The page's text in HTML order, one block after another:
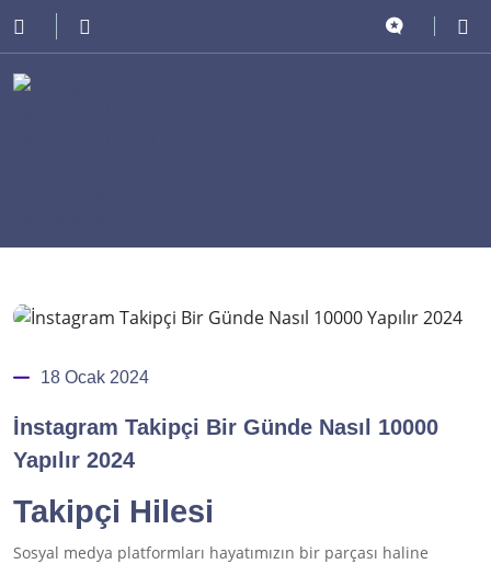
18 Ocak 2024
İnstagram Takipçi Bir Günde Nasıl 10000
Yapılır 2024
Takipçi Hilesi
Sosyal medya platformları hayatımızın bir parçası haline